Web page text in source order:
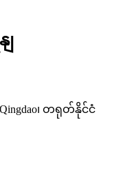
Qingdao၊ တရုတ်နိုင်ငံ